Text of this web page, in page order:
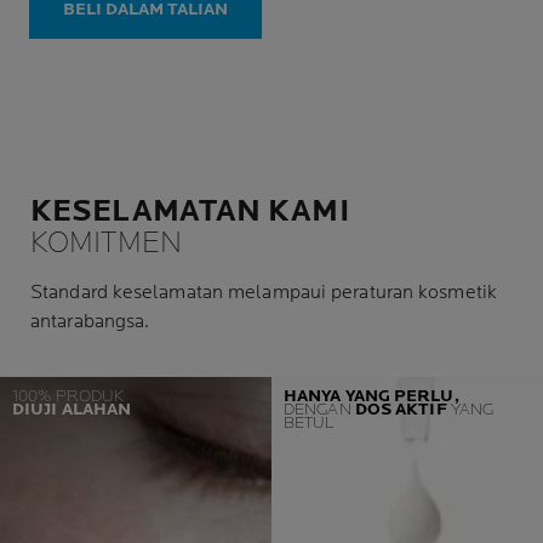
BELI DALAM TALIAN
KESELAMATAN KAMI
KOMITMEN
Standard keselamatan melampaui peraturan kosmetik
antarabangsa.
100% PRODUK
DIUJI ALAHAN
HANYA YANG PERLU,
DENGAN DOS AKTIFYANG
BETUL